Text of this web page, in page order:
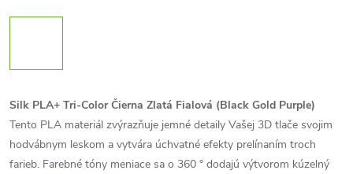
Silk PLA+ Tri-Color Čierna Zlatá Fialová (Black Gold Purple)
Tento PLA materiál zvýrazňuje jemné detaily Vašej 3D tlače svojim
hodvábnym leskom a vytvára úchvatné efekty prelínaním troch
farieb. Farebné tóny meniace sa o 360 ° dodajú výtvorom kúzelný